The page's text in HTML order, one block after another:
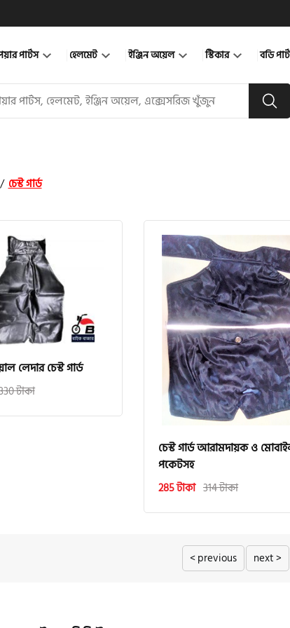
পার্টস হেলমেট ইঞ্জিন অয়েল স্টিকার বডি
চেস্ট গার্ড
লেদার চেস্ট গার্ড
টাকা
চেস্ট গার্ড আরামদায়ক ও
পকেটসহ
285 টাকা 314 টাকা
< previous next >